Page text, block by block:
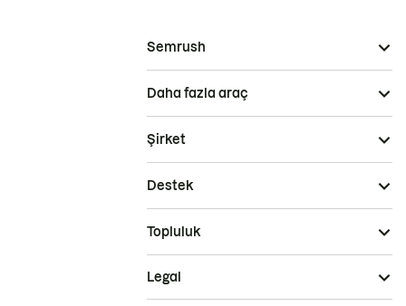
Semrush
Daha fazla araç
Şirket
Destek
Topluluk
Legal